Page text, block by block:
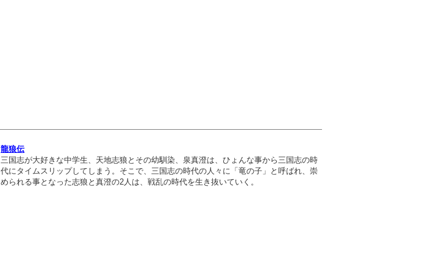
龍狼伝
三国志が大好きな中学生、天地志狼とその幼馴染、泉真澄は、ひょんな事から三国志の時
代にタイムスリップしてしまう。そこで、三国志の時代の人々に「竜の子」と呼ばれ、崇
められる事となった志狼と真澄の2人は、戦乱の時代を生き抜いていく。